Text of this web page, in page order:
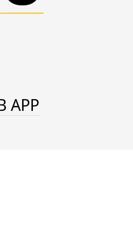
APP